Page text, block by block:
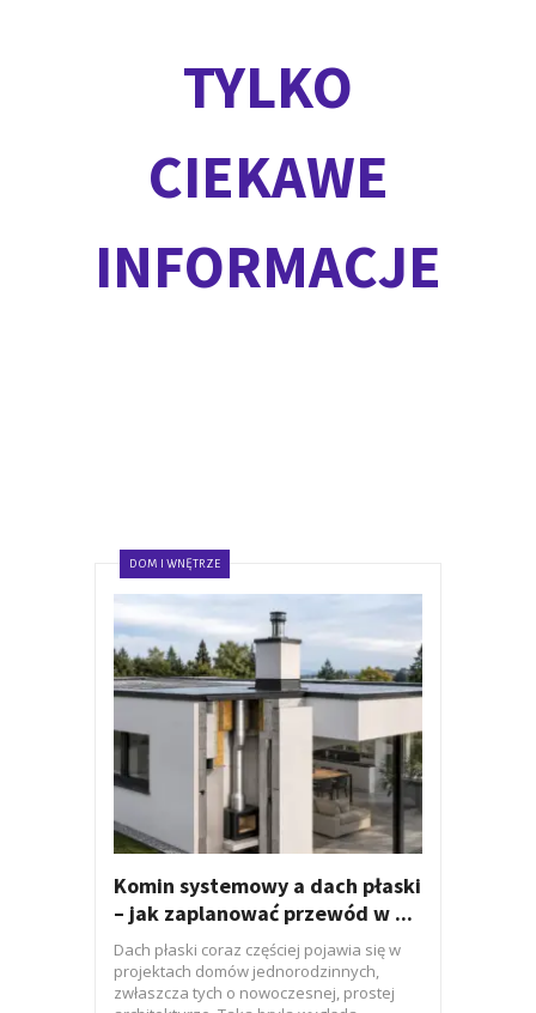
TYLKO
CIEKAWE
INFORMACJE
DOM I WNĘTRZE
Komin systemowy a dach płaski
– jak zaplanować przewód w ...
Dach płaski coraz częściej pojawia się w
projektach domów jednorodzinnych,
zwłaszcza tych o nowoczesnej, prostej